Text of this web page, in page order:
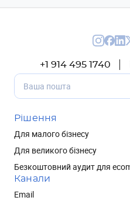
+1 914 495 1740
Рішення
Для малого бізнесу
Для великого бізнесу
Безкоштовний аудит для
Канали
Email